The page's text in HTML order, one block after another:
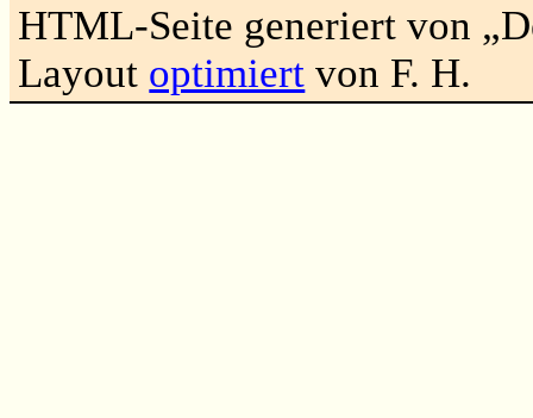
HTML-Seite generiert von
Layout optimiert von F. H.